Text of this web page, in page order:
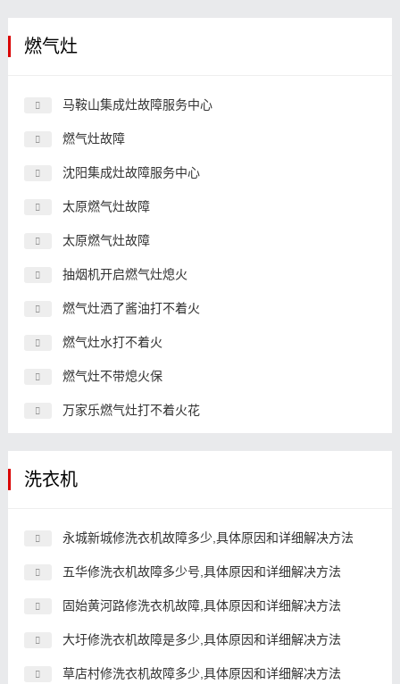
燃气灶
马鞍山集成灶故障服务中心
燃气灶故障
沈阳集成灶故障服务中心
太原燃气灶故障
太原燃气灶故障
抽烟机开启燃气灶熄火
燃气灶洒了酱油打不着火
燃气灶水打不着火
燃气灶不带熄火保
万家乐燃气灶打不着火花
洗衣机
永城新城修洗衣机故障多少,具体原因和详细解决方法
五华修洗衣机故障多少号,具体原因和详细解决方法
固始黄河路修洗衣机故障,具体原因和详细解决方法
大圩修洗衣机故障是多少,具体原因和详细解决方法
草店村修洗衣机故障多少,具体原因和详细解决方法